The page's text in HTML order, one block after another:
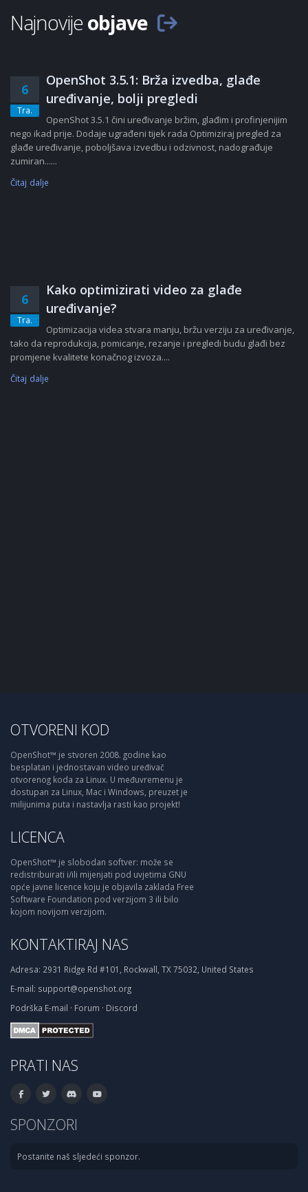
Najnovijeobjave
6
Tra.
OpenShot 3.5.1: Brža izvedba, glađe
uređivanje, bolji pregledi
OpenShot 3.5.1 čini uređivanje bržim, glađim i profinjenijim
nego ikad prije. Dodaje ugrađeni tijek rada Optimiziraj pregled za
glađe uređivanje, poboljšava izvedbu i odzivnost, nadograđuje
zumiran......
Čitaj dalje
6
Tra.
Kako optimizirati video za glađe
uređivanje?
Optimizacija videa stvara manju, bržu verziju za uređivanje,
tako da reprodukcija, pomicanje, rezanje i pregledi budu glađi bez
promjene kvalitete konačnog izvoza....
Čitaj dalje
OTVORENI KOD
OpenShot™ je stvoren 2008. godine kao
besplatan i jednostavan video uređivač
otvorenog koda za Linux. U međuvremenu je
dostupan za Linux, Mac i Windows, preuzet je
milijunima puta i nastavlja rasti kao projekt!
LICENCA
OpenShot™ je slobodan softver: može se
redistribuirati i/ili mijenjati pod uvjetima GNU
opće javne licence koju je objavila zaklada Free
Software Foundation pod verzijom 3 ili bilo
kojom novijom verzijom.
KONTAKTIRAJ NAS
Adresa: 2931 Ridge Rd #101, Rockwall, TX 75032, United States
E-mail: support@openshot.org
Podrška E-mail · Forum · Discord
PRATI NAS
SPONZORI
Postanite naš sljedeći sponzor.